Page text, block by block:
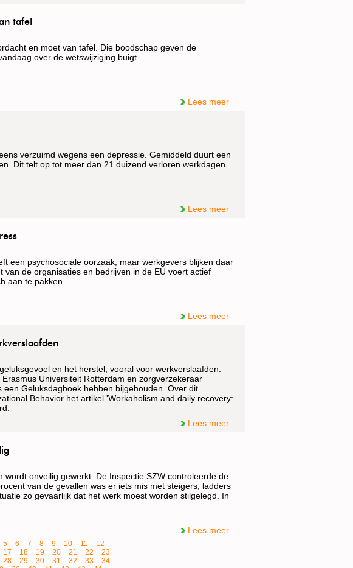
tafel
en moet van tafel. Die boodschap geven de
over de wetswijziging buigt.
Lees meer
verzuimd wegens een depressie. Gemiddeld duurt een
Dit telt op tot meer dan 21 duizend verloren werkdagen.
Lees meer
een psychosociale oorzaak, maar werkgevers blijken daar
de organisaties en bedrijven in de EU voert actief
aan te pakken.
Lees meer
en het herstel, vooral voor werkverslaafden.
Universiteit Rotterdam en zorgverzekeraar
Geluksdagboek hebben bijgehouden. Over dit
Behavior het artikel 'Workaholism and daily recovery:
Lees meer
onveilig gewerkt. De Inspectie SZW controleerde de
van de gevallen was er iets mis met steigers, ladders
zo gevaarlijk dat het werk moest worden stilgelegd. In
Lees meer
5 6 7 8 9 10 11
12
17 18 19 20 21 22
23
28 29 30 31 32 33
34